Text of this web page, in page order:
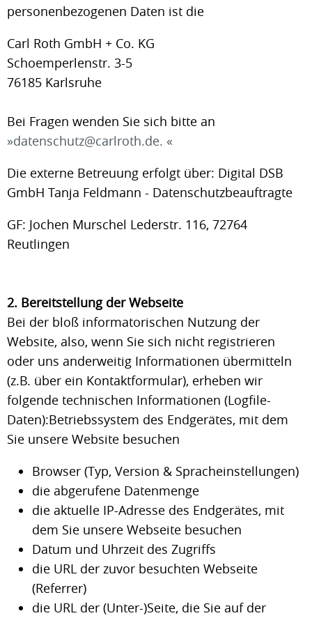
personenbezogenen Daten ist die
Carl Roth GmbH + Co. KG
Schoemperlenstr. 3-5
76185 Karlsruhe
Bei Fragen wenden Sie sich bitte an
datenschutz@carlroth.de.
Die externe Betreuung erfolgt über: Digital DSB
GmbH Tanja Feldmann - Datenschutzbeauftragte
GF: Jochen Murschel Lederstr. 116, 72764
Reutlingen
2. Bereitstellung der Webseite
Bei der bloß informatorischen Nutzung der
Website, also, wenn Sie sich nicht registrieren
oder uns anderweitig Informationen übermitteln
(z.B. über ein Kontaktformular), erheben wir
folgende technischen Informationen (Logfile-
Daten):Betriebssystem des Endgerätes, mit dem
Sie unsere Website besuchen
Browser (Typ, Version & Spracheinstellungen)
die abgerufene Datenmenge
die aktuelle IP-Adresse des Endgerätes, mit
dem Sie unsere Webseite besuchen
Datum und Uhrzeit des Zugriffs
die URL der zuvor besuchten Webseite
(Referrer)
die URL der (Unter-)Seite, die Sie auf der